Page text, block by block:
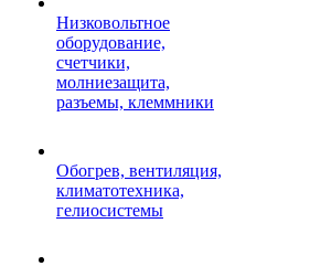
Низковольтное
оборудование,
счетчики,
молниезащита,
разъемы, клеммники
Обогрев, вентиляция,
климатотехника,
гелиосистемы